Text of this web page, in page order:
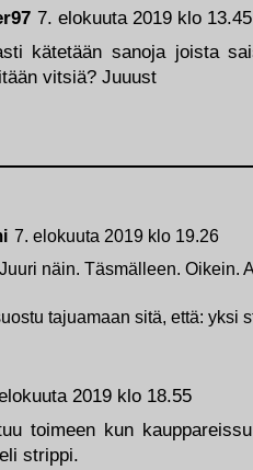
2019 klo 18.55
toimeen kun
strippi.
7. elokuuta 2019 klo 13.45
kätetään sanoja joista
vitsiä? Juuust
7. elokuuta 2019 klo 19.26
näin. Täsmälleen. Oikein.
tajuamaan sitä, että: yksi